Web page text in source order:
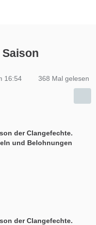
16:54 368 Mal gelesen
der Clangefechte.
und Belohnungen
der Clangefechte.